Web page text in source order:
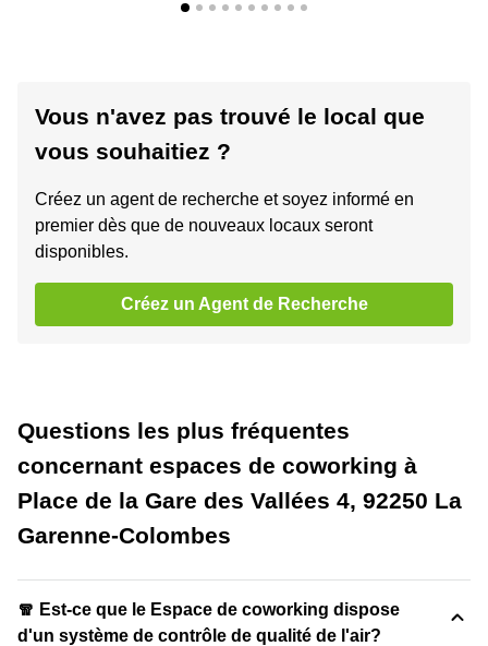
Vous n'avez pas trouvé le local que
vous souhaitiez ?
Créez un agent de recherche et soyez informé en
premier dès que de nouveaux locaux seront
disponibles.
Créez un Agent de Recherche
Questions les plus fréquentes
concernant espaces de coworking à
Place de la Gare des Vallées 4, 92250 La
Garenne-Colombes
🧣 Est-ce que le Espace de coworking dispose
d'un système de contrôle de qualité de l'air?